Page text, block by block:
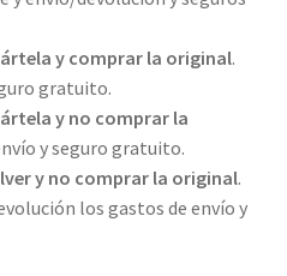
y comprar la original.
gratuito.
y no comprar la
y seguro gratuito.
y no comprar la original.
los gastos de envío y